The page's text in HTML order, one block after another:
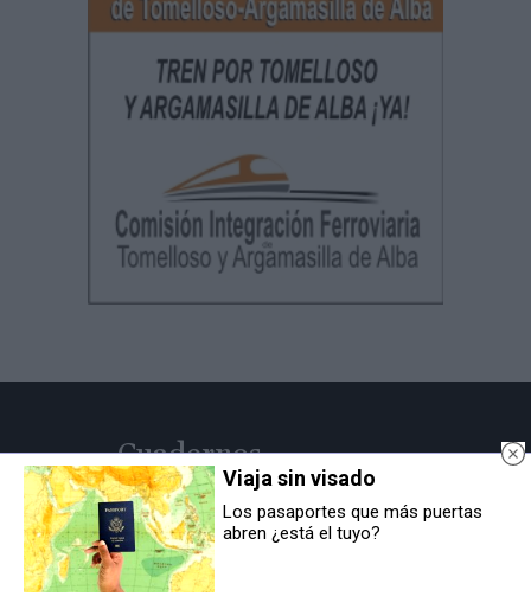
Cuadernos
Manchegos
Más de 45 Años nos avalan
© Cuadernos Manchegos | Noticias de CLM
Viaja sin visado
Los pasaportes que más puertas
abren ¿está el tuyo?